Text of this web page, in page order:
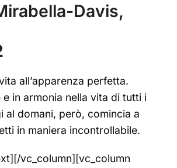
Davis,
all’apparenza perfetta.
e in armonia nella vita di tutti i
al domani, però, comincia a
in maniera incontrollabile.
vc_column][vc_column